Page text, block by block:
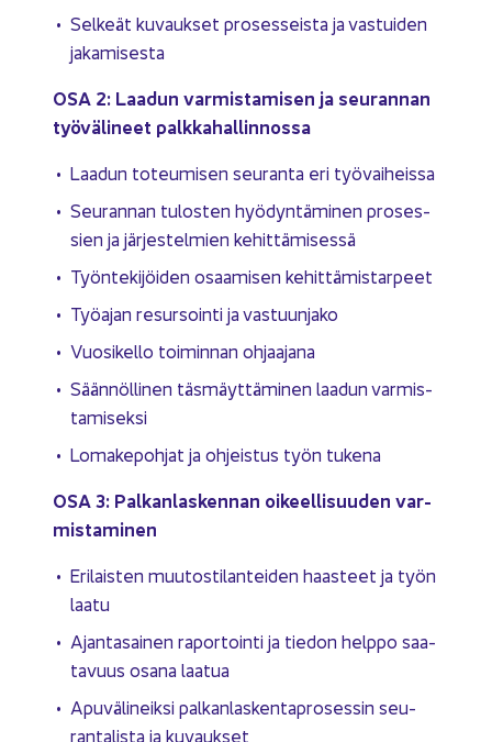
Sel­keät ku­vauk­set pro­ses­seis­ta ja vas­tui­den
ja­ka­mi­ses­ta
OSA 2: Laa­dun var­mis­ta­mi­sen ja seu­ran­nan
työ­vä­li­neet palk­ka­hal­lin­nos­sa
Laa­dun to­teu­mi­sen seu­ran­ta eri työ­vai­heis­sa
Seu­ran­nan tu­los­ten hyö­dyn­tä­mi­nen pro­ses­
sien ja jär­jes­tel­mien ke­hit­tä­mi­ses­sä
Työn­te­ki­jöi­den osaa­mi­sen ke­hit­tä­mis­tar­peet
Työ­ajan re­sur­soin­ti ja vas­tuun­ja­ko
Vuo­si­kel­lo toi­min­nan oh­jaa­ja­na
Sään­nöl­li­nen täs­mäyt­tä­mi­nen laa­dun var­mis­
ta­mi­sek­si
Lo­ma­ke­poh­jat ja oh­jeis­tus työn tu­ke­na
OSA 3: Pal­kan­las­ken­nan oi­keel­li­suu­den var­
mis­ta­mi­nen
Eri­lais­ten muu­tos­ti­lan­tei­den haas­teet ja työn
laatu
Ajan­ta­sai­nen ra­por­toin­ti ja tie­don help­po saa­
ta­vuus osana laa­tua
Apu­vä­li­neik­si pal­kan­las­ken­ta­pro­ses­sin seu­
ran­ta­lis­ta ja ku­vauk­set